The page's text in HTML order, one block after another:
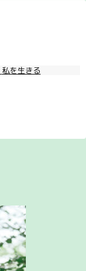
私を生きる